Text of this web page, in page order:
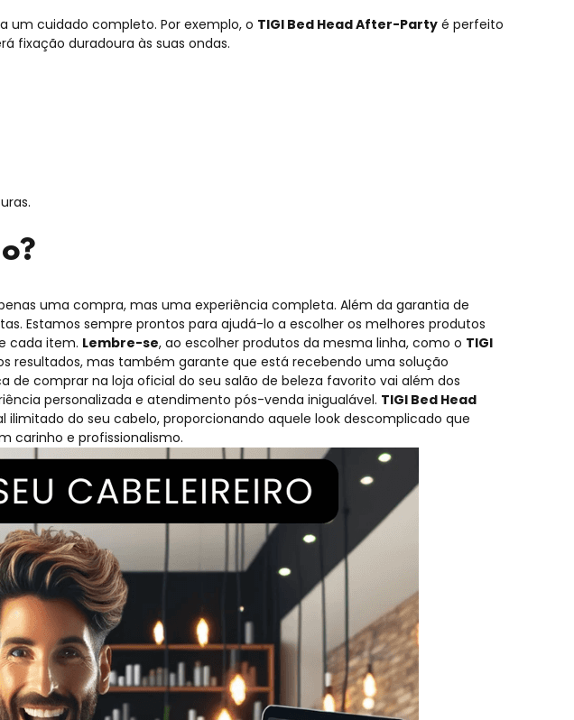
um cuidado completo. Por exemplo, o TIGI Bed Head After-Party é perfeito
fixação duradoura às suas ondas.
uma compra, mas uma experiência completa. Além da garantia de
Estamos sempre prontos para ajudá-lo a escolher os melhores produtos
cada item. Lembre-se, ao escolher produtos da mesma linha, como o TIGI
resultados, mas também garante que está recebendo uma solução
de comprar na loja oficial do seu salão de beleza favorito vai além dos
personalizada e atendimento pós-venda inigualável. TIGI Bed Head
do seu cabelo, proporcionando aquele look descomplicado que
carinho e profissionalismo.